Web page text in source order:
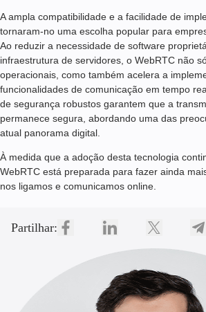
A ampla compatibilidade e a facilidade de
tornaram-no uma escolha popular para
Ao reduzir a necessidade de software
infraestrutura de servidores, o WebRTC não
operacionais, como também acelera a
funcionalidades de comunicação em tempo
de segurança robustos garantem que a
permanece segura, abordando uma das
atual panorama digital.
À medida que a adoção desta tecnologia
WebRTC está preparada para fazer ainda
nos ligamos e comunicamos online.
Partilhar: